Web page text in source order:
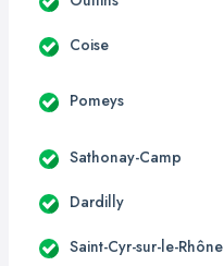
Coise
Pomeys
Sathonay-Camp
Dardilly
Saint-Cyr-sur-le-Rhône